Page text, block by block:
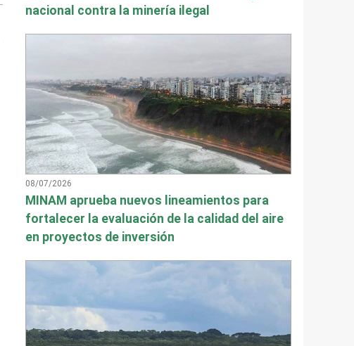
nacional contra la minería ilegal
08/07/2026
MINAM aprueba nuevos lineamientos para
fortalecer la evaluación de la calidad del aire
en proyectos de inversión